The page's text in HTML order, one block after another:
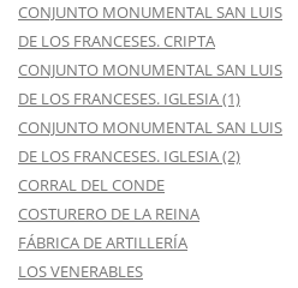
CONJUNTO MONUMENTAL SAN LUIS
DE LOS FRANCESES. CRIPTA
CONJUNTO MONUMENTAL SAN LUIS
DE LOS FRANCESES. IGLESIA (1)
CONJUNTO MONUMENTAL SAN LUIS
DE LOS FRANCESES. IGLESIA (2)
CORRAL DEL CONDE
COSTURERO DE LA REINA
FÁBRICA DE ARTILLERÍA
LOS VENERABLES